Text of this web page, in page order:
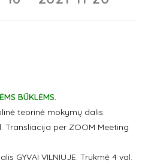
BŪKLĖMS.
teorinė mokymų dalis.
Transliacija per ZOOM Meeting
GYVAI VILNIUJE. Trukmė 4 val.